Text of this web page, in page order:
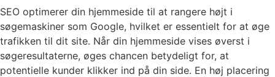
SEO optimerer din hjemmeside til at rangere højt i
søgemaskiner som Google, hvilket er essentielt for at øge
trafikken til dit site. Når din hjemmeside vises øverst i
søgeresultaterne, øges chancen betydeligt for, at
potentielle kunder klikker ind på din side. En høj placering